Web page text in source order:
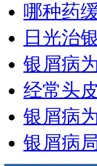
哪种药
日光治
银屑病
经常头
银屑病
银屑病